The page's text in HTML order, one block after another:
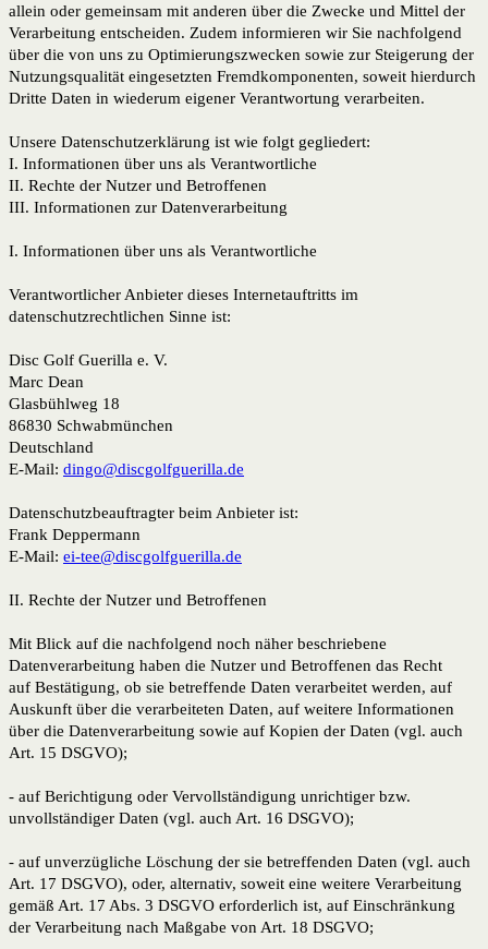
allein oder gemeinsam mit anderen über die Zwecke und Mittel der
Verarbeitung entscheiden. Zudem informieren wir Sie nachfolgend
über die von uns zu Optimierungszwecken sowie zur Steigerung der
Nutzungsqualität eingesetzten Fremdkomponenten, soweit hierdurch
Dritte Daten in wiederum eigener Verantwortung verarbeiten.
Unsere Datenschutzerklärung ist wie folgt gegliedert:
I. Informationen über uns als Verantwortliche
II. Rechte der Nutzer und Betroffenen
III. Informationen zur Datenverarbeitung
I. Informationen über uns als Verantwortliche
Verantwortlicher Anbieter dieses Internetauftritts im
datenschutzrechtlichen Sinne ist:
Disc Golf Guerilla e. V.
Marc Dean
Glasbühlweg 18
86830 Schwabmünchen
Deutschland
E-Mail: dingo@discgolfguerilla.de
Datenschutzbeauftragter beim Anbieter ist:
Frank Deppermann
E-Mail: ei-tee@discgolfguerilla.de
II. Rechte der Nutzer und Betroffenen
Mit Blick auf die nachfolgend noch näher beschriebene
Datenverarbeitung haben die Nutzer und Betroffenen das Recht
auf Bestätigung, ob sie betreffende Daten verarbeitet werden, auf
Auskunft über die verarbeiteten Daten, auf weitere Informationen
über die Datenverarbeitung sowie auf Kopien der Daten (vgl. auch
Art. 15 DSGVO);
- auf Berichtigung oder Vervollständigung unrichtiger bzw.
unvollständiger Daten (vgl. auch Art. 16 DSGVO);
- auf unverzügliche Löschung der sie betreffenden Daten (vgl. auch
Art. 17 DSGVO), oder, alternativ, soweit eine weitere Verarbeitung
gemäß Art. 17 Abs. 3 DSGVO erforderlich ist, auf Einschränkung
der Verarbeitung nach Maßgabe von Art. 18 DSGVO;